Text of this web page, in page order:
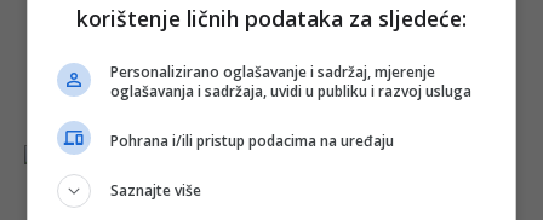
Objavljeno:26.
Opširnije
korištenje ličnih podataka za sljedeće:
Personalizirano oglašavanje i sadržaj, mjerenje
oglašavanja i sadržaja, uvidi u publiku i razvoj usluga
Pohrana i/ili pristup podacima na uređaju
Saznajte više